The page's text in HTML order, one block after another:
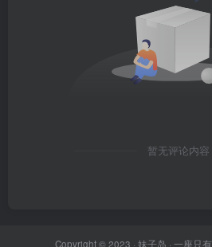
暂无评论内容
Copyright © 2023 · 妹子岛 · 一座只